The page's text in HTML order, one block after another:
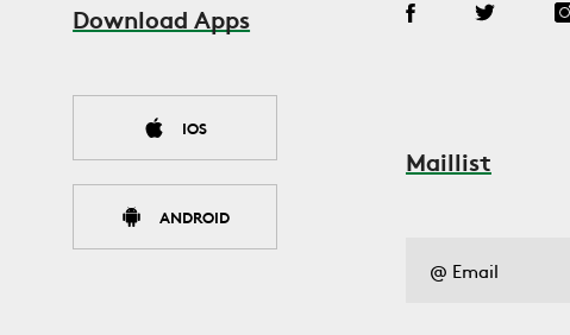
Download Apps
IOS
ANDROID
Maillist